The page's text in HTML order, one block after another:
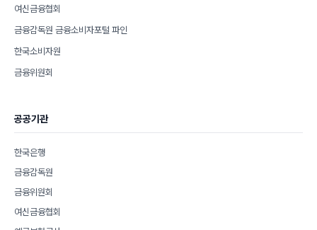
여신금융협회
금융감독원 금융소비자포털 파인
한국소비자원
금융위원회
공공기관
한국은행
금융감독원
금융위원회
여신금융협회